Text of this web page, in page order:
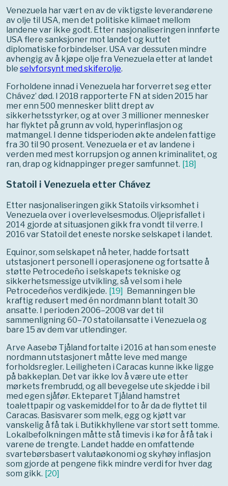
Venezuela har vært en av de viktigste leverandørene
av olje til USA, men det politiske klimaet mellom
landene var ikke godt. Etter nasjonaliseringen innførte
USA flere sanksjoner mot landet og kuttet
diplomatiske forbindelser. USA var dessuten mindre
avhengig av å kjøpe olje fra Venezuela etter at landet
ble selvforsynt med skiferolje.
Forholdene innad i Venezuela har forverret seg etter
Chávez’ død. I 2018 rapporterte FN at siden 2015 har
mer enn 500 mennesker blitt drept av
sikkerhetsstyrker, og at over 3 millioner mennesker
har flyktet på grunn av vold, hyperinflasjon og
matmangel. I denne tidsperioden økte andelen fattige
fra 30 til 90 prosent. Venezuela er et av landene i
verden med mest korrupsjon og annen kriminalitet, og
ran, drap og kidnappinger preger samfunnet. [18]
Statoil i Venezuela etter Chávez
Etter nasjonaliseringen gikk Statoils virksomhet i
Venezuela over i overlevelsesmodus. Oljeprisfallet i
2014 gjorde at situasjonen gikk fra vondt til verre. I
2016 var Statoil det eneste norske selskapet i landet.
Equinor, som selskapet nå heter, hadde fortsatt
utstasjonert personell i operasjonene og fortsatte å
støtte Petrocedeño i selskapets tekniske og
sikkerhetsmessige utvikling, så vel som i hele
Petrocedeños verdikjede. [19]
Bemanningen ble
kraftig redusert med én nordmann blant totalt 30
ansatte. I perioden 2006–2008 var det til
sammenligning 60–70 statoilansatte i Venezuela og
bare 15 av dem var utlendinger.
Arve Aasebø Tjåland fortalte i 2016 at han som eneste
nordmann utstasjonert måtte leve med mange
forholdsregler. Leiligheten i Caracas kunne ikke ligge
på bakkeplan. Det var ikke lov å være ute etter
mørkets frembrudd, og all bevegelse ute skjedde i bil
med egen sjåfør. Ekteparet Tjåland hamstret
toalettpapir og vaskemiddel for to år da de flyttet til
Caracas. Basisvarer som melk, egg og kjøtt var
vanskelig å få tak i. Butikkhyllene var stort sett tomme.
Lokalbefolkningen måtte stå timevis i kø for å få tak i
varene de trengte. Landet hadde en omfattende
svartebørsbasert valutaøkonomi og skyhøy inflasjon
som gjorde at pengene fikk mindre verdi for hver dag
som gikk. [20]